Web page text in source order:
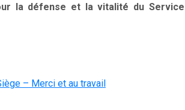
la défense et la vitalité du Service
– Merci et au travail